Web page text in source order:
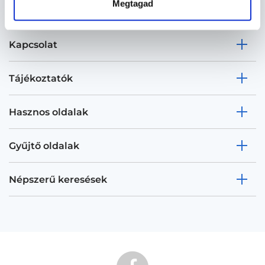
Megtagad
Kapcsolat
Tájékoztatók
Hasznos oldalak
Gyűjtő oldalak
Népszerű keresések